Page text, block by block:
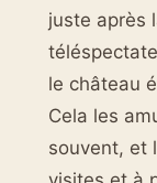
juste après
le château
Cela les
souvent, et